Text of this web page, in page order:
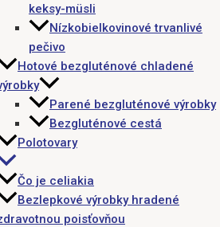
keksy-müsli
Nízkobielkovinové trvanlivé
pečivo
Hotové bezgluténové chladené
Parené bezgluténové výrobky
Bezgluténové cestá
Polotovary
Čo je celiakia
Bezlepkové výrobky hradené
poisťovňou